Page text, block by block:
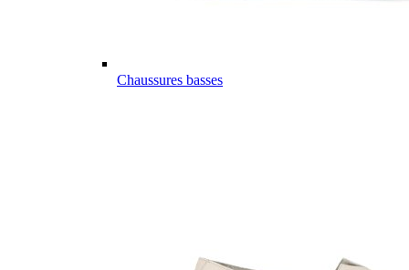
Chaussures basses